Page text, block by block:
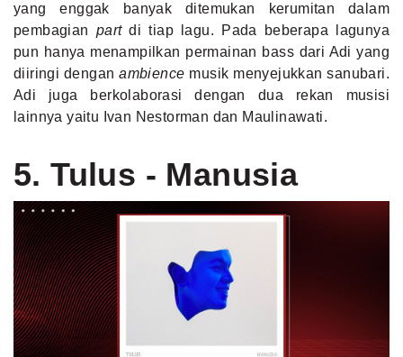
yang enggak banyak ditemukan kerumitan dalam
pembagian partdi tiap lagu. Pada beberapa lagunya
pun hanya menampilkan permainan bass dari Adi yang
diiringi denganambience musik menyejukkan sanubari.
Adi juga berkolaborasi dengan dua rekan musisi
lainnya yaitu Ivan Nestorman dan Maulinawati.
5. Tulus - Manusia